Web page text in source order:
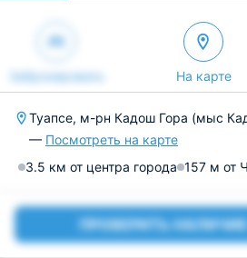
Забронировать На карте
Туапсе, м-рн Кадош Гора (мыс
— Посмотреть на карте
3.5 км от центра города 157 м от
ПРОВЕРИТЬ